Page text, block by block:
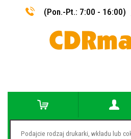
(Pon.-Pt.: 7:00 - 16:00)